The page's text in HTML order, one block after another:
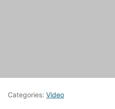
Categories: Video